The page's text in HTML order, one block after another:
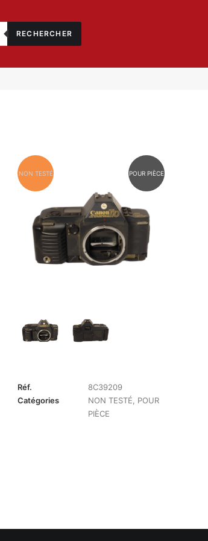
RECHERCHER
NON TESTÉ POUR PIÈCE
Réf.
8C39209
Catégories
NON TESTÉ
POUR
PIÈCE